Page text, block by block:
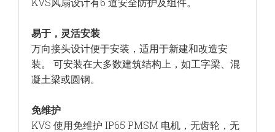
易于，灵活安装
万向接头设计便于安装，适用于新建和改造安
装。 可安装在大多数建筑结构上，如工字梁、混
凝土梁或圆钢。
免维护
KVS 使用免维护 IP65 PMSM 电机，无齿轮， 无